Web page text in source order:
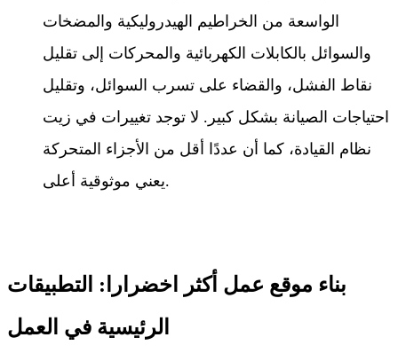
الواسعة من الخراطيم الهيدروليكية والمضخات
والسوائل بالكابلات الكهربائية والمحركات إلى تقليل
نقاط الفشل، والقضاء على تسرب السوائل، وتقليل
احتياجات الصيانة بشكل كبير. لا توجد تغييرات في زيت
نظام القيادة، كما أن عددًا أقل من الأجزاء المتحركة
يعني موثوقية أعلى.
بناء موقع عمل أكثر اخضرارا: التطبيقات
الرئيسية في العمل